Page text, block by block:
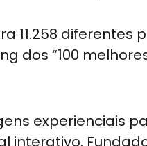
11.258 diferentes
dos “100
experienciais